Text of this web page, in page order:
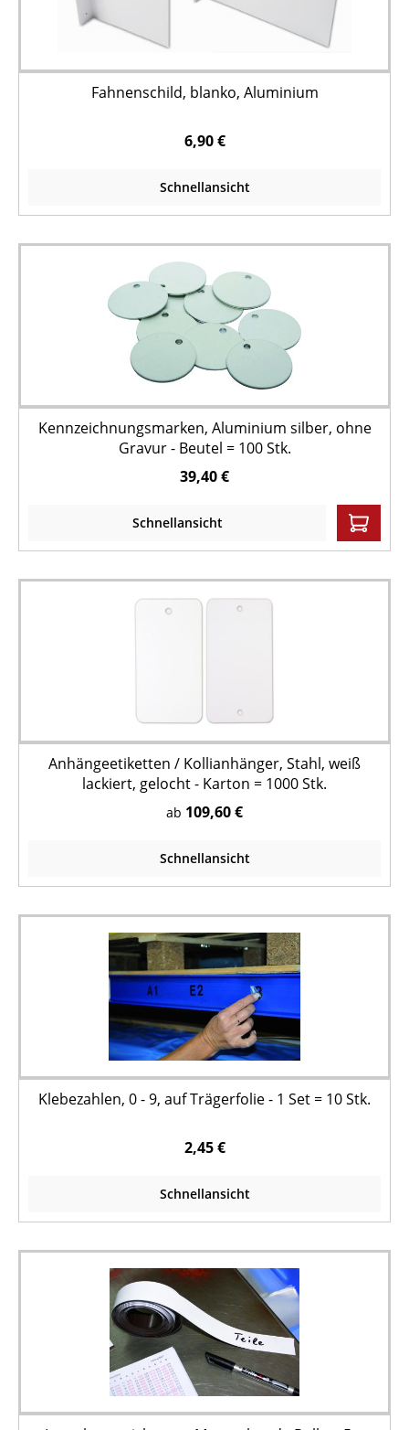
Fahnenschild, blanko, Aluminium
6,90 €
Schnellansicht
Kennzeichnungsmarken, Aluminium silber, ohne
Gravur - Beutel = 100 Stk.
39,40 €
Schnellansicht
Anhängeetiketten / Kollianhänger, Stahl, weiß
lackiert, gelocht - Karton = 1000 Stk.
ab 109,60 €
Schnellansicht
Klebezahlen, 0 - 9, auf Trägerfolie - 1 Set = 10 Stk.
2,45 €
Schnellansicht